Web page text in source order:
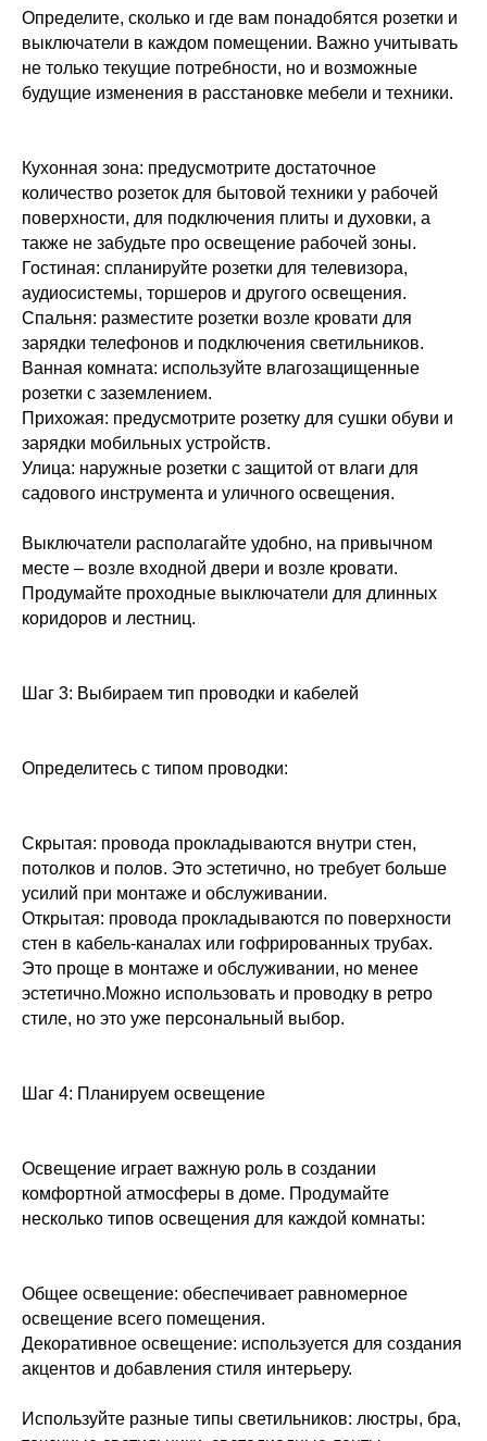
Определите, сколько и где вам понадобятся розетки и
выключатели в каждом помещении. Важно учитывать
не только текущие потребности, но и возможные
будущие изменения в расстановке мебели и техники.
Кухонная зона: предусмотрите достаточное
количество розеток для бытовой техники у рабочей
поверхности, для подключения плиты и духовки, а
также не забудьте про освещение рабочей зоны.
Гостиная: спланируйте розетки для телевизора,
аудиосистемы, торшеров и другого освещения.
Спальня: разместите розетки возле кровати для
зарядки телефонов и подключения светильников.
Ванная комната: используйте влагозащищенные
розетки с заземлением.
Прихожая: предусмотрите розетку для сушки обуви и
зарядки мобильных устройств.
Улица: наружные розетки с защитой от влаги для
садового инструмента и уличного освещения.
Выключатели располагайте удобно, на привычном
месте – возле входной двери и возле кровати.
Продумайте проходные выключатели для длинных
коридоров и лестниц.
Шаг 3: Выбираем тип проводки и кабелей
Определитесь с типом проводки:
Скрытая: провода прокладываются внутри стен,
потолков и полов. Это эстетично, но требует больше
усилий при монтаже и обслуживании.
Открытая: провода прокладываются по поверхности
стен в кабель-каналах или гофрированных трубах.
Это проще в монтаже и обслуживании, но менее
эстетично.Можно использовать и проводку в ретро
стиле, но это уже персональный выбор.
Шаг 4: Планируем освещение
Освещение играет важную роль в создании
комфортной атмосферы в доме. Продумайте
несколько типов освещения для каждой комнаты:
Общее освещение: обеспечивает равномерное
освещение всего помещения.
Декоративное освещение: используется для создания
акцентов и добавления стиля интерьеру.
Используйте разные типы светильников: люстры, бра,